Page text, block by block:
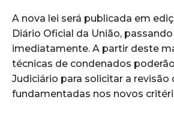
A nova lei será publicada em
Diário Oficial da União,
imediatamente. A partir deste
técnicas de condenados
Judiciário para solicitar a revisão
fundamentadas nos novos